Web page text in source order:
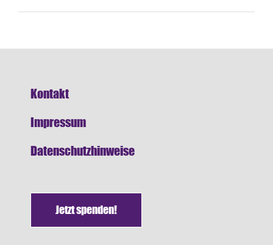
Kontakt
Impressum
Datenschutzhinweise
Jetzt spenden!